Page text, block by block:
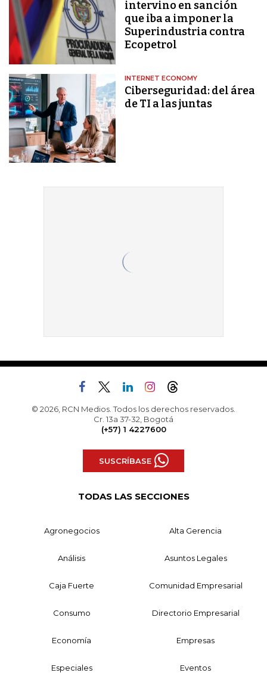
intervino en sanción
que iba a imponer la
Superindustria contra
Ecopetrol
INTERNET ECONOMY
Ciberseguridad: del área
de TI a las juntas
© 2026, RCN Medios. Todos los derechos reservados.
Cr. 13a 37-32, Bogotá
(+57) 1 4227600
SUSCRÍBASE
TODAS LAS SECCIONES
Agronegocios Alta Gerencia
Análisis Asuntos Legales
Caja Fuerte Comunidad Empresarial
Consumo Directorio Empresarial
Economía Empresas
Especiales Eventos